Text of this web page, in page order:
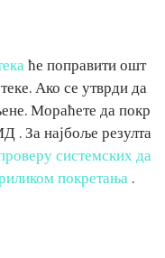
ће поправити ошт
Ако се утврди да
Мораћете да покр
. За најбоље резулта
системских да
покретања .